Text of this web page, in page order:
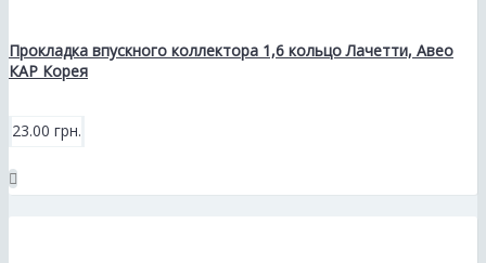
Прокладка впускного коллектора 1,6 кольцо Лачетти, Авео
КАР Корея
23.00 грн.